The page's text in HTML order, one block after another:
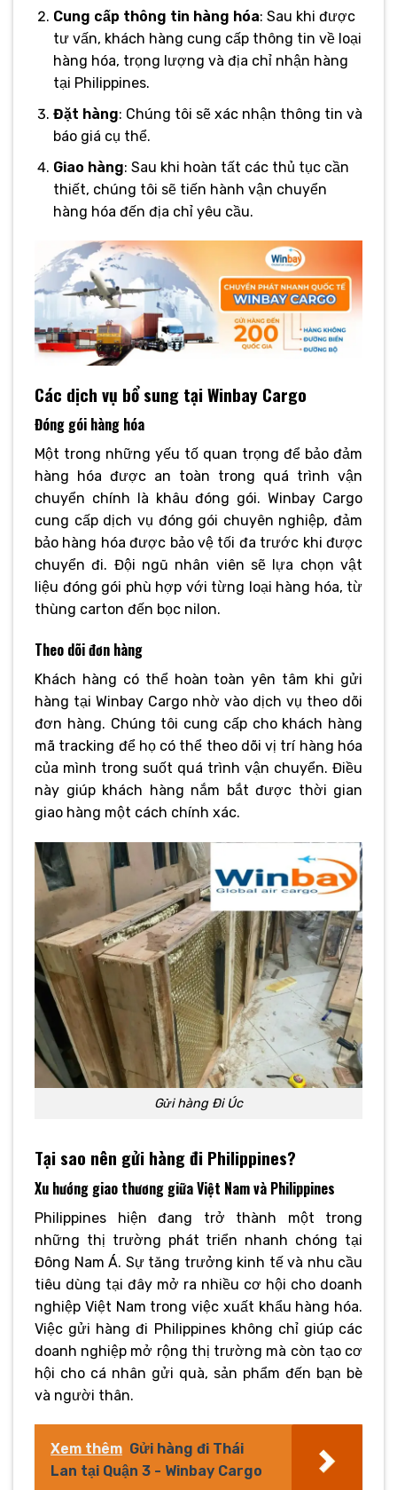
Cung cấp thông tin hàng hóa: Sau khi được
tư vấn, khách hàng cung cấp thông tin về loại
hàng hóa, trọng lượng và địa chỉ nhận hàng
tại Philippines.
Đặt hàng: Chúng tôi sẽ xác nhận thông tin và
báo giá cụ thể.
Giao hàng: Sau khi hoàn tất các thủ tục cần
thiết, chúng tôi sẽ tiến hành vận chuyển
hàng hóa đến địa chỉ yêu cầu.
Các dịch vụ bổ sung tại Winbay Cargo
Đóng gói hàng hóa
Một trong những yếu tố quan trọng để bảo đảm
hàng hóa được an toàn trong quá trình vận
chuyển chính là khâu đóng gói. Winbay Cargo
cung cấp dịch vụ đóng gói chuyên nghiệp, đảm
bảo hàng hóa được bảo vệ tối đa trước khi được
chuyển đi. Đội ngũ nhân viên sẽ lựa chọn vật
liệu đóng gói phù hợp với từng loại hàng hóa, từ
thùng carton đến bọc nilon.
Theo dõi đơn hàng
Khách hàng có thể hoàn toàn yên tâm khi gửi
hàng tại Winbay Cargo nhờ vào dịch vụ theo dõi
đơn hàng. Chúng tôi cung cấp cho khách hàng
mã tracking để họ có thể theo dõi vị trí hàng hóa
của mình trong suốt quá trình vận chuyển. Điều
này giúp khách hàng nắm bắt được thời gian
giao hàng một cách chính xác.
Gửi hàng Đi Úc
Tại sao nên gửi hàng đi Philippines?
Xu hướng giao thương giữa Việt Nam và Philippines
Philippines hiện đang trở thành một trong
những thị trường phát triển nhanh chóng tại
Đông Nam Á. Sự tăng trưởng kinh tế và nhu cầu
tiêu dùng tại đây mở ra nhiều cơ hội cho doanh
nghiệp Việt Nam trong việc xuất khẩu hàng hóa.
Việc gửi hàng đi Philippines không chỉ giúp các
doanh nghiệp mở rộng thị trường mà còn tạo cơ
hội cho cá nhân gửi quà, sản phẩm đến bạn bè
và người thân.
Xem thêm Gửi hàng đi Thái
Lan tại Quận 3 - Winbay Cargo